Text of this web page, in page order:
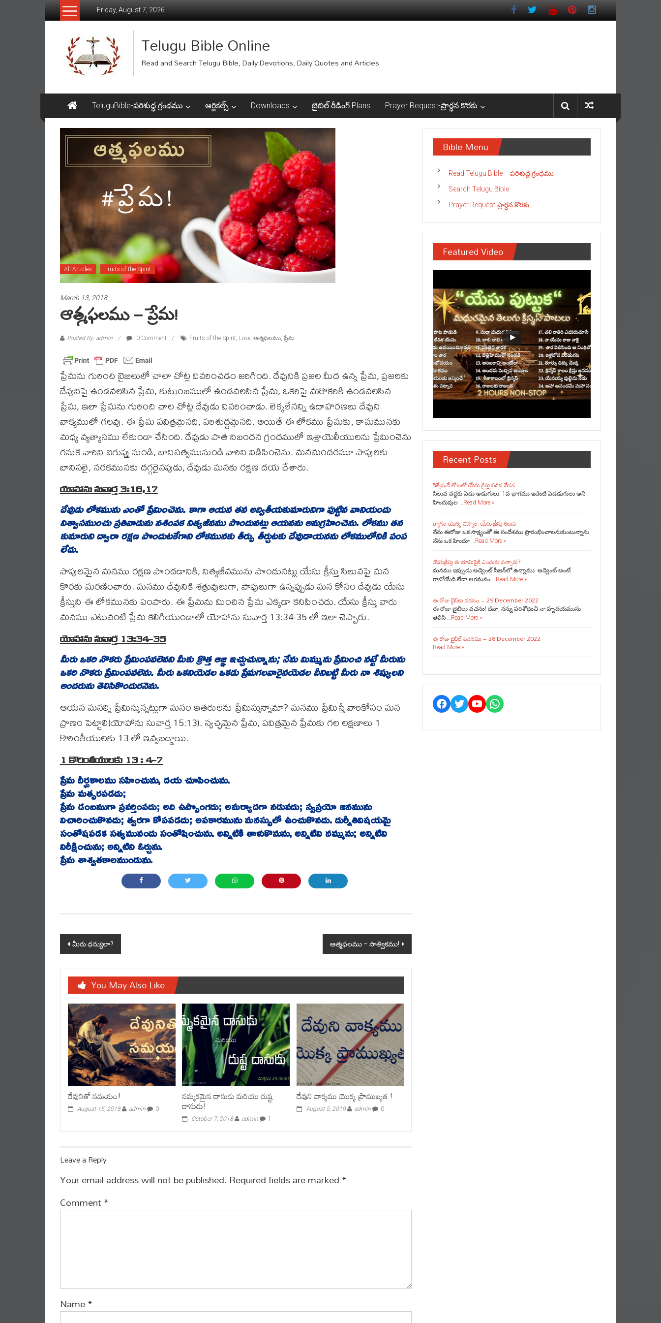
Friday, August 7, 2026
Telugu Bible Online
Read and Search Telugu Bible, Daily Devotions, Daily Quotes and Articles
TeluguBible-పరిశుద్ధ గ్రంథము ఆర్టికల్స్ Downloads బైబిల్ రీడింగ్ Plans Prayer Request-ప్రార్ధన కొరకు
All Articles Fruits of the Spirit
March 13, 2018
ఆత్మఫలము – ప్రేమ!
Posted By: admin 0 Comment Fruits of the Spirit, Love, ఆత్మఫలము,ప్రేమ
ప్రేమను గురించి బైబిలులో చాలా చోట్ల వివరించడం జరిగింది. దేవునికి ప్రజల మీద ఉన్న ప్రేమ, ప్రజలకు
దేవునిపై ఉండవలసిన ప్రేమ, కుటుంబములో ఉండవలసిన ప్రేమ, ఒకరిపై మరొకరికి ఉండవలసిన
ప్రేమ, ఇలా ప్రేమను గురించి చాల చోట్ల దేవుడు వివరించాడు. లెక్కలేనన్ని ఉదాహరణలు దేవుని
వాక్యములో గలవు. ఈ ప్రేమ పవిత్రమైనది, పరిశుద్ధమైనది. అయితే ఈ లోకము ప్రేమకు, కామమునకు
మధ్య వ్యత్యాసము లేకుండా చేసింది. దేవుడు పాత నిబంధన గ్రంధములో ఇశ్రాయెలీయులను ప్రేమించెను
గనుక వారిని ఐగుప్తు నుండి, బానిసత్వమునుండి వారిని విడిపించెను. మనమందరమూ పాపులకు
బానిసలై, నరకమునకు దగ్గరైనపుడు, దేవుడు మనకు రక్షణ దయ చేశారు.
యోహాను సువార్త 3:16,17
దేవుడులోకమునుఎంతోప్రేమించెను.కాగాఆయనతనఅద్వితీయకుమారునిగాపుట్టినవానియందు
విశ్వాసముంచుప్రతివాడునునశింపకనిత్యజీవముపొందునట్లుఆయననుఅనుగ్రహించెను.లోకముతన
కుమారునిద్వారారక్షణపొందుటకేగానిలోకమునకుతీర్పుతీర్చుటకుదేవుడాయననులోకములోనికిపంప
లేదు.
పాపులమైన మనము రక్షణ పొందడానికి, నిత్యజీవమును పొందునట్లు యేసు క్రీస్తు సిలువపై మన
కొరకు మరణించారు. మనము దేవునికి శత్రువులుగా, పాపులుగా ఉన్నప్పుడు మన కోసం దేవుడు యేసు
క్రీస్తుని ఈ లోకమునకు పంపారు. ఈ ప్రేమను మించిన ప్రేమ ఎక్కడా కనిపించదు. యేసు క్రీస్తు వారు
మనము ఎటువంటి ప్రేమ కలిగియుండాలో యోహాను సువార్త 13:34-35 లో ఇలా చెప్పారు.
యోహానుసువార్త13:34-35
మీరుఒకరినొకరుప్రేమింపవలెననిమీకుక్రొత్తఆజ్ఞఇచ్చుచున్నాను;నేనుమిమ్మునుప్రేమించినట్టేమీరును
ఒకరినొకరుప్రేమింపవలెను.మీరుఒకనియెడలఒకడుప్రేమగలవారైనయెడలదీనిబట్టిమీరునాశిష్యులని
అందరునుతెలిసికొందురనెను.
ఆయన మనల్ని ప్రేమిస్తున్నట్లుగా మనం ఇతరులను ప్రేమిస్తున్నామా? మనము ప్రేమిస్తే వారికోసం మన
ప్రాణం పెట్టాలి(యోహాను సువార్త 15:13). స్వచ్ఛమైన ప్రేమ, పవిత్రమైన ప్రేమకు గల లక్షణాలు 1
కొరింతీయులకు 13 లో ఇవ్వబడ్డాయి.
1కొరింతీయులకు13 : 4-7
ప్రేమదీర్ఘకాలముసహించును,దయచూపించును.
ప్రేమమత్సరపడదు;
ప్రేమడంబముగాప్రవర్తింపదు;అదిఉప్పొంగదు;అమర్యాదగానడువదు; స్వప్రయోజనమును
విచారించుకొనదు;త్వరగాకోపపడదు;అపకారమునుమనస్సులోఉంచుకొనదు.దుర్నీతివిషయమై
సంతోషపడకసత్యమునందుసంతోషించును.అన్నిటికితాళుకొనును,అన్నిటినినమ్మును;అన్నిటిని
నిరీక్షించును;అన్నిటినిఓర్చును.
ప్రేమశాశ్వతకాలముండును.
Post
navigation
మీరు ధన్యులా? ఆత్మఫలము – సాత్వికము!
You May Also Like
దేవునితో సమయం!
August 15, 2018 admin 0
నమ్మకమైన దాసుడు మరియు దుష్ట
దాసుడు!
October 7, 2018 admin 1
దేవుని వాక్యము యొక్క ప్రాముఖ్యత !
August 5, 2019 admin 0
Leave a Reply
Your email address will not be published. Required fields are marked*
Comment*
Name*
Bible Menu
Read Telugu Bible – పరిశుద్ధ గ్రంథము
Search Telugu Bible
Prayer Request-ప్రార్ధన కొరకు
Featured Video
Recent Posts
గెత్సేమనే తోటలో యేసు క్రీస్తు పడిన వేదన
సిలువ వద్దకు ఏడు అడుగులు: 1వ భాగము ఇదేంటి ఏడడుగులు అని
హిందువుల …Read More »
త్యాగం యొక్క చిహ్నం: యేసు క్రీస్తు శిలువ
నేను ఈరోజు ఒక సాక్ష్యంతో ఈ సందేశము ప్రారంభించాలనుకుంటున్నాను.
నేను ఒక హిందూ …Read More »
యేసుక్రీస్తు ఈ భూమిపైకి ఎందుకు వచ్చారు?
మనము ఇప్పుడు అడ్వెంట్ సీజన్‌లో ఉన్నాము. అడ్వెంట్ అంటే
రాబోయేది లేదా ఆగమనం …Read More »
ఈ రోజు బైబిలు వచనం – 29 December 2022
ఈ రోజు బైబిలు వచనం! దేవా, నన్ను పరిశోధించి నా హృదయమును
తెలిసి …Read More »
ఈ రోజు బైబిల్ వచనము – 28 December 2022
Read More »
Facebook
TwitterYouTubeWhatsApp